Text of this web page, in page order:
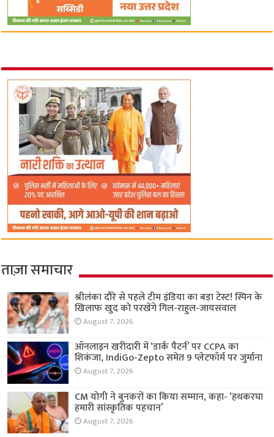
ताज़ा समाचार
श्रीलंका दौरे से पहले टीम इंडिया का बड़ा टेस्ट! स्पिन के
खिलाफ खुद को परखेंगे गिल-राहुल-जायसवाल
August 7, 2026
ऑनलाइन खरीदारी में ‘डार्क पैटर्न’ पर CCPA का
शिकंजा, IndiGo-Zepto समेत 9 प्लेटफॉर्म पर जुर्माना
August 7, 2026
CM योगी ने बुनकरों का किया सम्मान, कहा- ‘हथकरघा
हमारी सांस्कृतिक पहचान’
August 7, 2026